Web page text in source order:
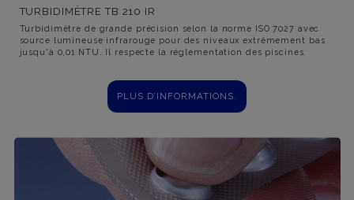
TURBIDIMÈTRE TB 210 IR
Turbidimètre de grande précision selon la norme ISO 7027 avec
source lumineuse infrarouge pour des niveaux extrêmement bas
jusqu'à 0,01 NTU. Il respecte la réglementation des piscines.
PLUS D’INFORMATIONS.